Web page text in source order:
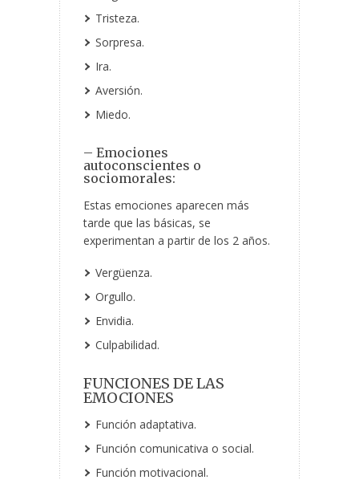
Tristeza.
Sorpresa.
Ira.
Aversión.
Miedo.
– Emociones
autoconscientes o
sociomorales:
Estas emociones aparecen más
tarde que las básicas, se
experimentan a partir de los 2 años.
Vergüenza.
Orgullo.
Envidia.
Culpabilidad.
FUNCIONES DE LAS
EMOCIONES
Función adaptativa.
Función comunicativa o social.
Función motivacional.